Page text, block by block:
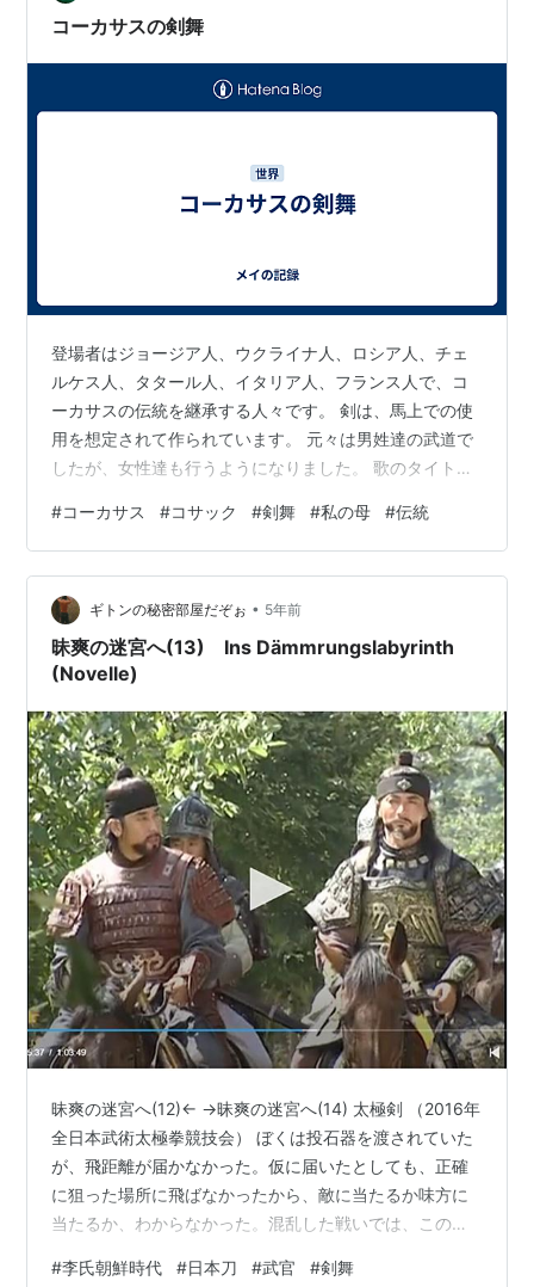
コーカサスの剣舞
登場者はジョージア人、ウクライナ人、ロシア人、チェ
ルケス人、タタール人、イタリア人、フランス人で、コ
ーカサスの伝統を継承する人々です。 剣は、馬上での使
用を想定されて作られています。 元々は男姓達の武道で
したが、女性達も行うようになりました。 歌のタイトル
Dance - Saber Spinning コーカサスの剣舞 サーベルの回
転 youtu.be
#コーカサス #コサック #剣舞 #私の母 #伝統
ギトンの秘密部屋だぞぉ • 5年前
昧爽の迷宮へ(13) Ins Dämmrungslabyrinth
(Novelle)
昧爽の迷宮へ(12)← →昧爽の迷宮へ(14) 太極剣 （2016年
全日本武術太極拳競技会） ぼくは投石器を渡されていた
が、飛距離が届かなかった。仮に届いたとしても、正確
に狙った場所に飛ばなかったから、敵に当たるか味方に
当たるか、わからなかった。混乱した戦いでは、この道
場所から戦闘を眺めていた。ぼくはきょうも、朝から裸
#李氏朝鮮時代 #日本刀 #武官 #剣舞